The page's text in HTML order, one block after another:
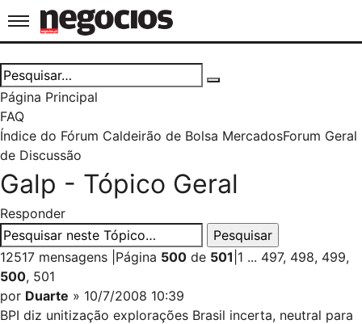
Jornal de Negócios
Página Principal
FAQ
Índice do Fórum Caldeirão de Bolsa MercadosForum Geral
de Discussão
Galp - Tópico Geral
Responder
12517 mensagens Página 500 de 501 1 ... 497, 498, 499,
500, 501
por Duarte » 10/7/2008 10:39
BPI diz unitização explorações Brasil incerta, neutral para